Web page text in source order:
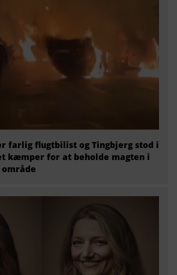
farlig flugtbilist og Tingbjerg stod i
kæmper for at beholde magten i